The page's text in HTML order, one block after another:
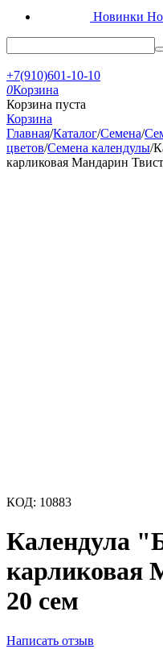
Новинки
+7(910)601-10-10
0Корзина
Корзина пуста
Корзина
Главная/Каталог/Семена/
цветов/Семена календулы/
карликовая Мандарин
КОД: 10883
Календула
карликовая
20 сем
Написать отзыв